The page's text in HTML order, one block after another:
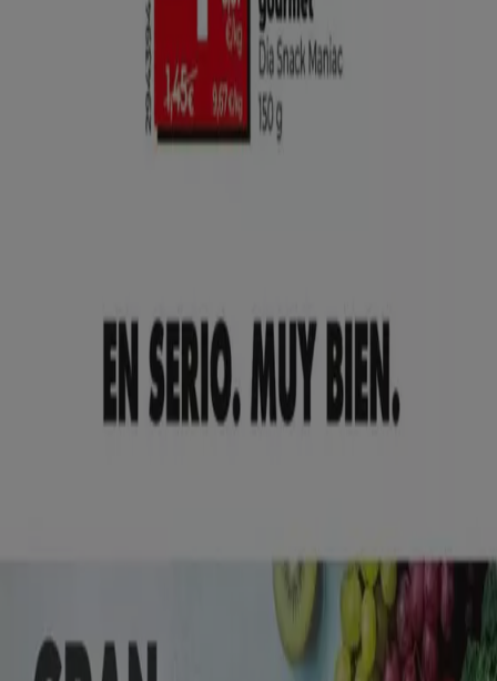
United Kingdom México
Argentina France
United States
Deutschland Perú
Türkiye Polska Norge
Ecuador Singapore South Africa